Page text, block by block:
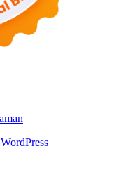
WordPress